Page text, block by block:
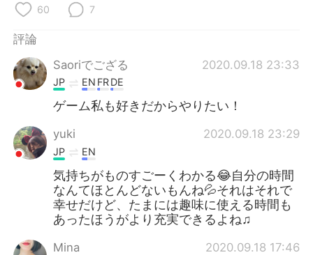
60 7
評論
Saoriでござる
2020.09.18 23:33
JP EN FRDE
ゲーム私も好きだからやりたい！
yuki 2020.09.18 23:29
JP EN
気持ちがものすごーくわかる😂自分の時間
なんてほとんどないもんね💦それはそれで
幸せだけど、たまには趣味に使える時間も
あったほうがより充実できるよね♫
Mina 2020.09.18 17:46